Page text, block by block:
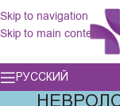
Skip to navigation
Skip to main content
РУССКИЙ